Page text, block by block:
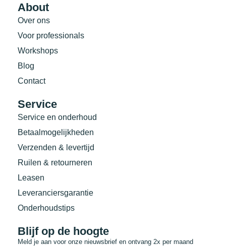
About
Over ons
Voor professionals
Workshops
Blog
Contact
Service
Service en onderhoud
Betaalmogelijkheden
Verzenden & levertijd
Ruilen & retourneren
Leasen
Leveranciersgarantie
Onderhoudstips
Blijf op de hoogte
Meld je aan voor onze nieuwsbrief en ontvang 2x per maand